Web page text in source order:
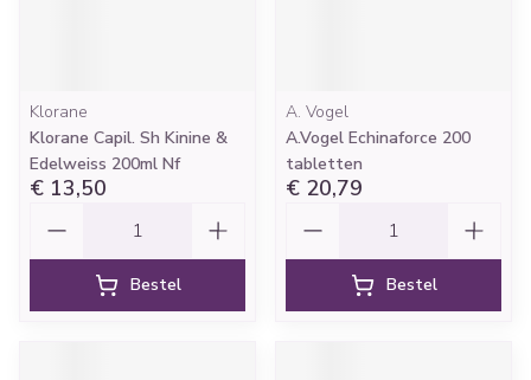
Klorane
Klorane Capil. Sh Kinine &
Edelweiss 200ml Nf
€ 13,50
Bestel
A. Vogel
A.Vogel Echinaforce 200
tabletten
€ 20,79
Bestel